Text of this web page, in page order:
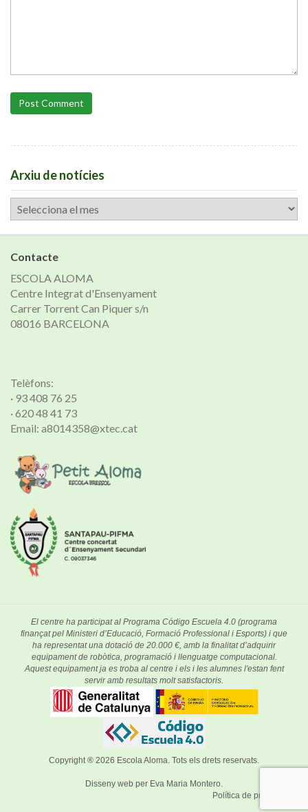
Post Comment
Arxiu de notícies
Arxiu
de
notícies
Contacte
ESCOLA ALOMA
Centre Integrat d'Ensenyament
Carrer Torrent Can Piquer s/n
08016 BARCELONA
Telèfons:
· 93 408 76 25
· 620 48 41 73
Email: a8014358@xtec.cat
El centre ha participat al Programa Código Escuela 4.0 (programa
finançat pel Ministeri d’Educació, Formació Professional i Esports) i que
ha representat una dotació de 20.000 €, amb la finalitat d’adquirir
equipament de robòtica, programació i llenguatge computacional.
Aquest equipament ja es troba al centre i els i les alumnes l'estan fent
servir amb resultats molt satisfactoris.
Copyright ® 2026 Escola Aloma. Tots els drets reservats.
Disseny web per Eva Maria Montero.
Política de privacitat